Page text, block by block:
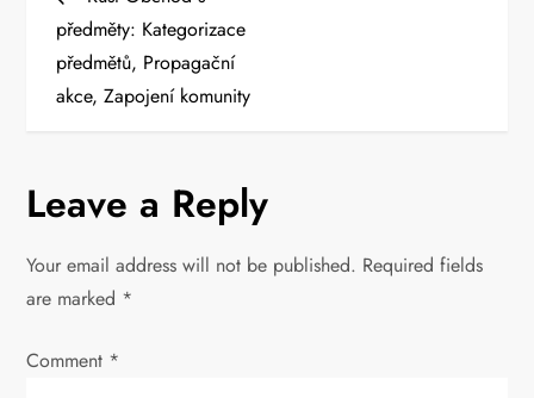
o
s
n
a
v
i
předměty: Kategorizace
předmětů, Propagační
akce, Zapojení komunity
Leave a Reply
Your email address will not be published. Required fields
are marked *
Comment *